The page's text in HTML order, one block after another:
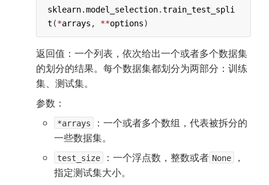
sklearn.model_selection.train_test_spli
t (*arrays , **options)
返回值：一个列表，依次给出一个或者多个数据集
的划分的结果。每个数据集都划分为两部分：训练
集、测试集。
参数：
*arrays
：一个或者多个数组，代表被拆分的
一些数据集。
test_size ：一个浮点数，整数或者 None
，
指定测试集大小。